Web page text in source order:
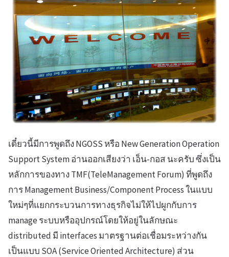
เดี๋ยวนี้มีการพูดถึง NGOSS หรือ New Generation Operation
Support System อ่านออกเสียงว่า เอ็น-กอส นะครับ ซึ่งเป็น
หลักการของทาง TMF(TeleManagement Forum) ที่พูดถึง
การ Management Business/Component Process ในแบบ
ใหม่ๆที่แยกกระบวนการทางธุรกิจไม่ให้ไปผูกกับการ
manage ระบบหรืออุปกรณ์โดยให้อยู่ในลักษณะ
distributed มี interfaces มาตรฐานต่อเชื่อมระหว่างกัน
เป็นแบบ SOA (Service Oriented Architecture) ส่วน